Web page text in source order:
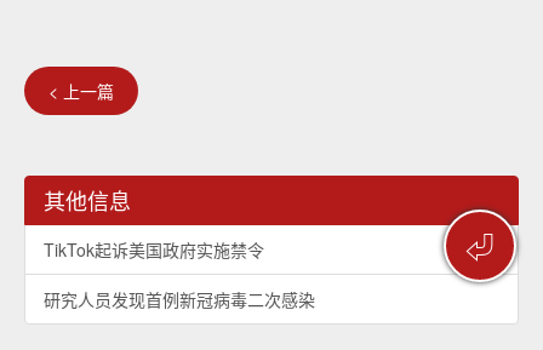
⏎
< 上一篇
其他信息
TikTok起诉美国政府实施禁令
研究人员发现首例新冠病毒二次感染